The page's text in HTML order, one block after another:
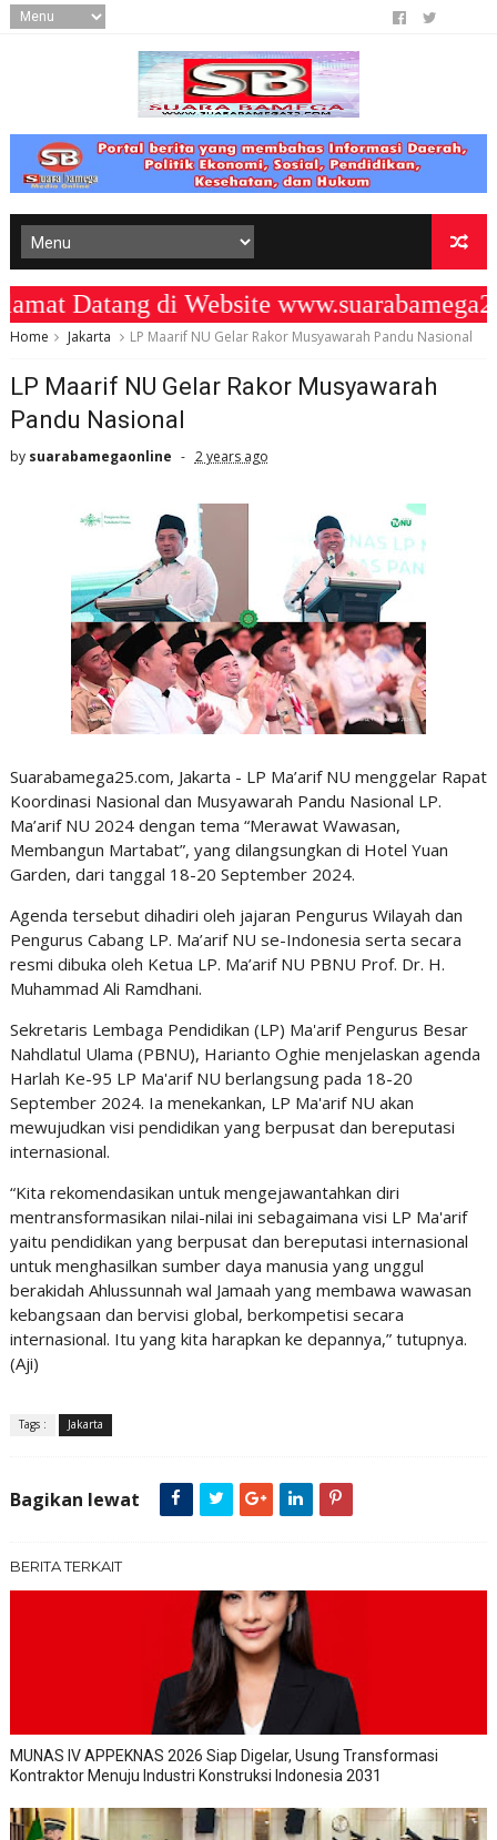
Datang di Website
Home Jakarta LP Maarif NU Gelar Rakor Musyawarah Pandu Nasional
LP Maarif NU Gelar Rakor Musyawarah
Pandu Nasional
by suarabamegaonline 2 years ago
Suarabamega25.com, Jakarta - LP Ma’arif NU menggelar Rapat
Koordinasi Nasional dan Musyawarah Pandu Nasional LP.
Ma’arif NU 2024 dengan tema “Merawat Wawasan,
Membangun Martabat”, yang dilangsungkan di Hotel Yuan
Garden, dari tanggal 18-20 September 2024.
Agenda tersebut dihadiri oleh jajaran Pengurus Wilayah dan
Pengurus Cabang LP. Ma’arif NU se-Indonesia serta secara
resmi dibuka oleh Ketua LP. Ma’arif NU PBNU Prof. Dr. H.
Muhammad Ali Ramdhani.
Sekretaris Lembaga Pendidikan (LP) Ma'arif Pengurus Besar
Nahdlatul Ulama (PBNU), Harianto Oghie menjelaskan agenda
Harlah Ke-95 LP Ma'arif NU berlangsung pada 18-20
September 2024. Ia menekankan, LP Ma'arif NU akan
mewujudkan visi pendidikan yang berpusat dan bereputasi
internasional.
“Kita rekomendasikan untuk mengejawantahkan diri
mentransformasikan nilai-nilai ini sebagaimana visi LP Ma'arif
yaitu pendidikan yang berpusat dan bereputasi internasional
untuk menghasilkan sumber daya manusia yang unggul
berakidah Ahlussunnah wal Jamaah yang membawa wawasan
kebangsaan dan bervisi global, berkompetisi secara
internasional. Itu yang kita harapkan ke depannya,” tutupnya.
(Aji)
Tags : Jakarta
Bagikan lewat
BERITA TERKAIT
MUNAS IV APPEKNAS 2026 Siap Digelar, Usung Transformasi
Kontraktor Menuju Industri Konstruksi Indonesia 2031